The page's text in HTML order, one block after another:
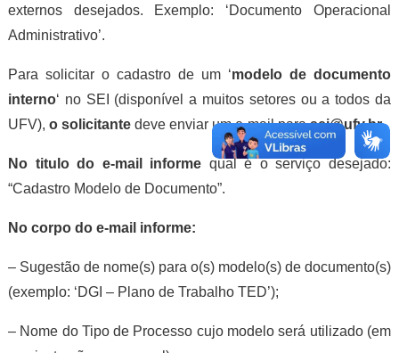
externos desejados. Exemplo: ‘Documento Operacional
Administrativo’.
Para solicitar o cadastro de um ‘modelo de documento
interno‘ no SEI (disponível a muitos setores ou a todos da
UFV), o solicitante deve enviar um e-mail parasei@ufv.br
No titulo do e-mail informe qual é o serviço desejado:
“Cadastro Modelo de Documento”.
No corpo do e-mail informe:
– Sugestão de nome(s) para o(s) modelo(s) de documento(s)
(exemplo: ‘DGI – Plano de Trabalho TED’);
– Nome do Tipo de Processo cujo modelo será utilizado (em